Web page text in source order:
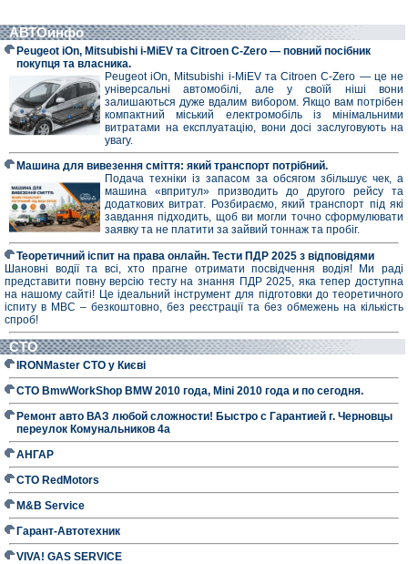
АВТОинфо
Peugeot iOn, Mitsubishi i-MiEV та Citroen C-Zero — повний посібник
покупця та власника.
Peugeot iOn, Mitsubishi i-MiEV та Citroen C-Zero — це не
універсальні автомобілі, але у своїй ніші вони
залишаються дуже вдалим вибором. Якщо вам потрібен
компактний міський електромобіль із мінімальними
витратами на експлуатацію, вони досі заслуговують на
увагу.
Машина для вивезення сміття: який транспорт потрібний.
Подача техніки із запасом за обсягом збільшує чек, а
машина «впритул» призводить до другого рейсу та
додаткових витрат. Розбираємо, який транспорт під які
завдання підходить, щоб ви могли точно сформулювати
заявку та не платити за зайвий тоннаж та пробіг.
Теоретичний іспит на права онлайн. Тести ПДР 2025 з відповідями
Шановні водії та всі, хто прагне отримати посвідчення водія! Ми раді
представити повну версію тесту на знання ПДР 2025, яка тепер доступна
на нашому сайті! Це ідеальний інструмент для підготовки до теоретичного
іспиту в МВС – безкоштовно, без реєстрації та без обмежень на кількість
спроб!
СТО
IRONMaster СТО у Києві
СТО BmwWorkShop BMW 2010 года, Mini 2010 года и по сегодня.
Ремонт авто ВАЗ любой сложности! Быстро с Гарантией г. Черновцы
переулок Комунальников 4а
АНГАР
СТО RedMotors
M&B Service
Гарант-Автотехник
VIVA! GAS SERVICE